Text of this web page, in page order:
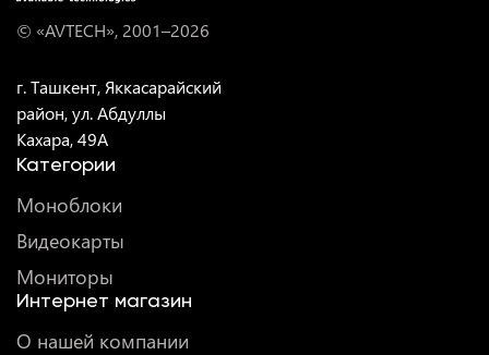
© «AVTECH», 2001–2026
г. Ташкент, Яккасарайский
район, ул. Абдуллы
Кахара, 49A
Категории
Моноблоки
Видеокарты
Мониторы
Интернет магазин
О нашей компании